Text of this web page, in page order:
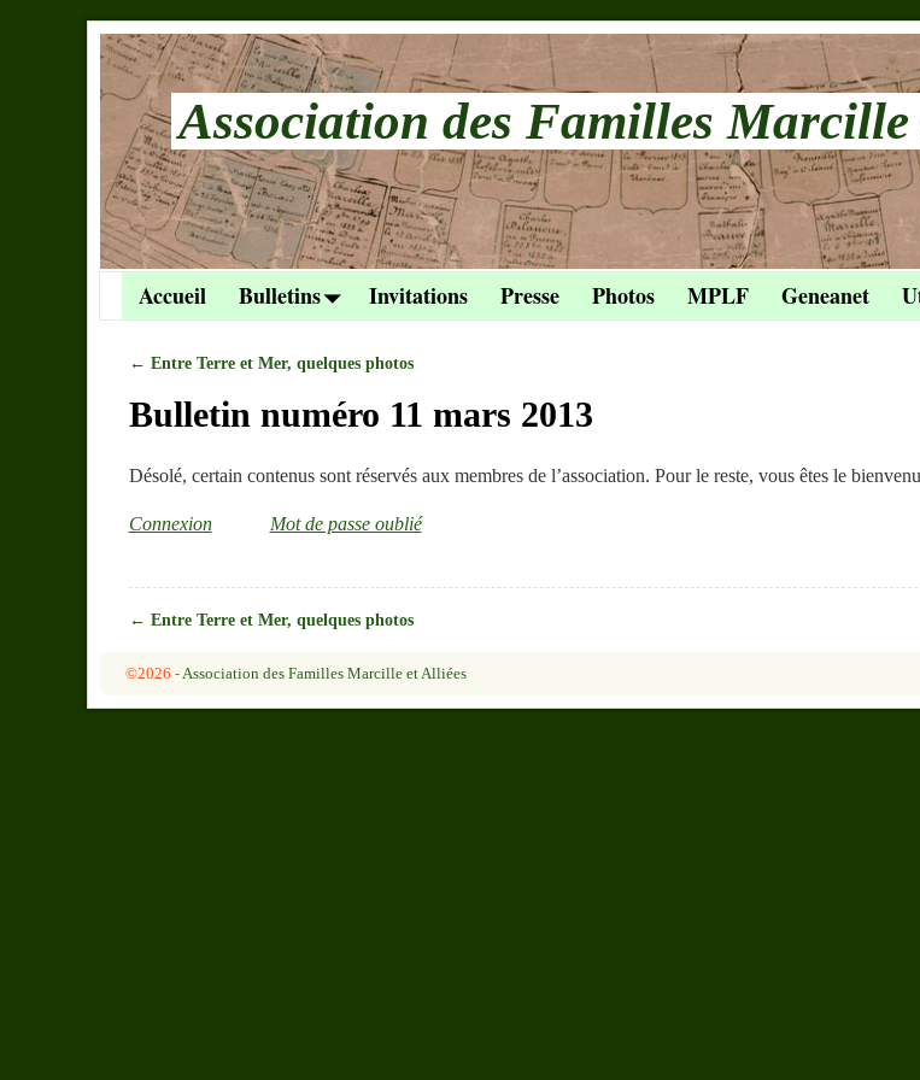
Association des Familles Marcille
Accueil Bulletins Invitations Presse Photos MPLF Geneanet
← Entre Terre et Mer, quelques photos
Bulletin numéro 11 mars 2013
Désolé, certain contenus sont réservés aux membres de l’association. Pour le reste, vous êtes le
Connexion Mot de passe oublié
← Entre Terre et Mer, quelques photos
©2026 - Association des Familles Marcille et Alliées